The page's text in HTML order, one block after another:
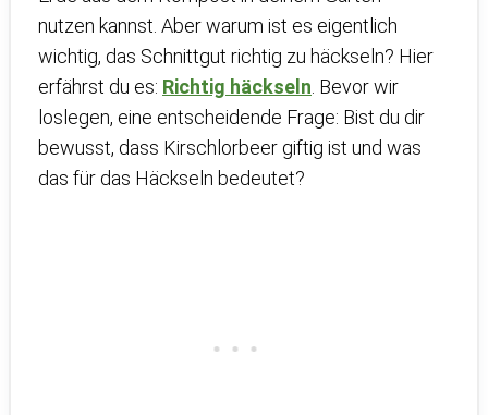
nutzen kannst. Aber warum ist es eigentlich
wichtig, das Schnittgut richtig zu häckseln? Hier
erfährst du es: Richtig häckseln . Bevor wir
loslegen, eine entscheidende Frage: Bist du dir
bewusst, dass Kirschlorbeer giftig ist und was
das für das Häckseln bedeutet?